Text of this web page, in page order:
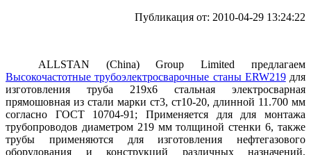
Публикация от: 2010-04-29 13:24:22
ALLSTAN (China) Group Limited предлагаем
Высокочастотные трубоэлектросварочные станы ERW219для
изготовления труба 219х6 стальная электросварная
прямошовная из стали марки ст3, ст10-20, длинной 11.700 мм
согласно ГОСТ 10704-91; Применяется для для монтажа
трубопроводов диаметром 219 мм толщиной стенки 6, также
трубы применяются для изготовления нефтегазового
оборудования и конструкций различных назначений.